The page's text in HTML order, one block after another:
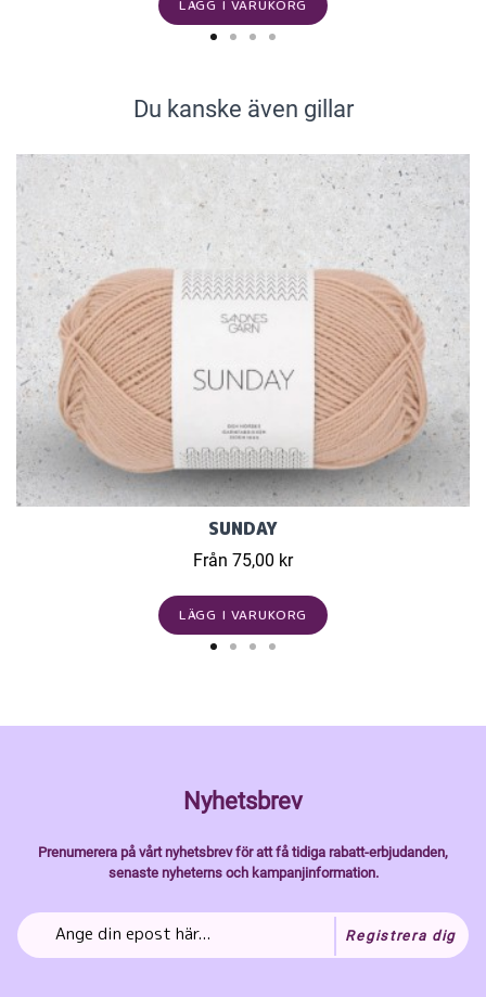
LÄGG I VARUKORG
Du kanske även gillar
SUNDAY
Från 75,00 kr
LÄGG I VARUKORG
Nyhetsbrev
Prenumerera på vårt nyhetsbrev för att få tidiga rabatt-erbjudanden,
senaste nyheterns och kampanjinformation.
Registrera dig